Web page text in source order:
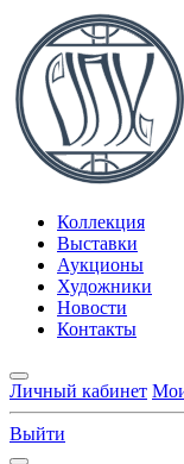
Коллекция
Выставки
Аукционы
Художники
Новости
Контакты
Личный кабинет
Выйти